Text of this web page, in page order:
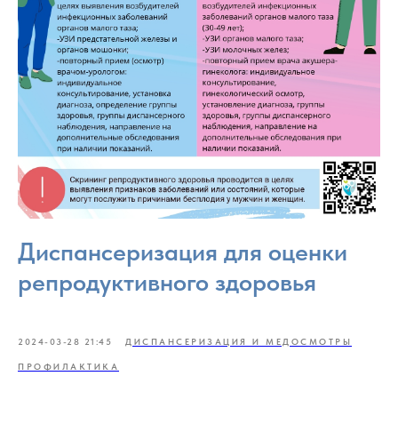
Диспансеризация для оценки
репродуктивного здоровья
2024-03-28 21:45 ДИСПАНСЕРИЗАЦИЯ И МЕДОСМОТРЫ
ПРОФИЛАКТИКА